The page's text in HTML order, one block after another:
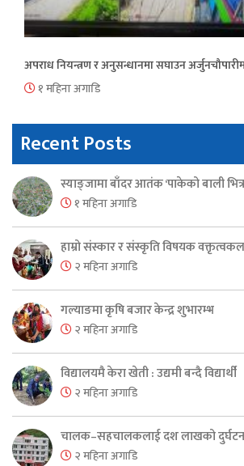
अपराध नियन्त्रण र अनुसन्धानमा सघाउन
१ महिना अगाडि
Recent Posts
स्याङ्जामा बाँदर आतंक ‘पाकेको बाली
१ महिना अगाडि
हाम्रो संस्कार र संस्कृति विषयक
२ महिना अगाडि
गल्याङमा कृषि बजार केन्द्र शुभारम्भ
२ महिना अगाडि
विद्यालयमै केरा खेती : उद्यमी बन्दै विद्यार्थी
२ महिना अगाडि
चालक–सहचालकलाई दश लाखको
२ महिना अगाडि